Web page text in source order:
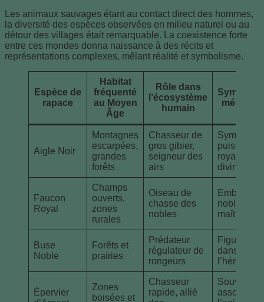
Les animaux sauvages étant au contact direct des hommes,
la diversité des espèces observées en milieu naturel ou au
détour des villages était remarquable. La coexistence forte
entre ces mondes donna naissance à des récits et
représentations complexes, mêlant réalité et symbolisme.
Espèce de
rapace
Habitat
fréquenté
au Moyen
Âge
Rôle dans
l’écosystème
humain
Aigle Noir
Montagnes
escarpées,
grandes
forêts
Chasseur de
gros gibier,
seigneur des
airs
Symbole
puissance
royale et
divine
Faucon
Royal
Champs
ouverts,
zones
rurales
Oiseau de
chasse des
nobles
Emblème
noblesse
maîtrise
Buse
Noble
Forêts et
prairies
Prédateur
régulateur de
rongeurs
Figurait
dans
Épervier
Zones
boisées et
Chasseur
rapide, allié
Souvent
associé à